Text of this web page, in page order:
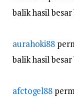
balik hasil
aurahoki88
balik hasil
afctogel88